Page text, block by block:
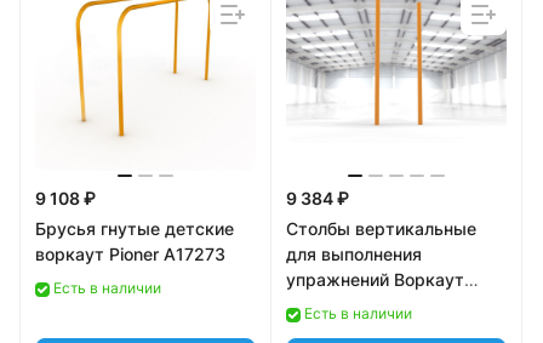
9 108 ₽
Брусья гнутые детские
воркаут Pioner A17273
Есть в наличии
9 384 ₽
Столбы вертикальные
для выполнения
упражнений Воркаут
Pioner A1615526
Есть в наличии